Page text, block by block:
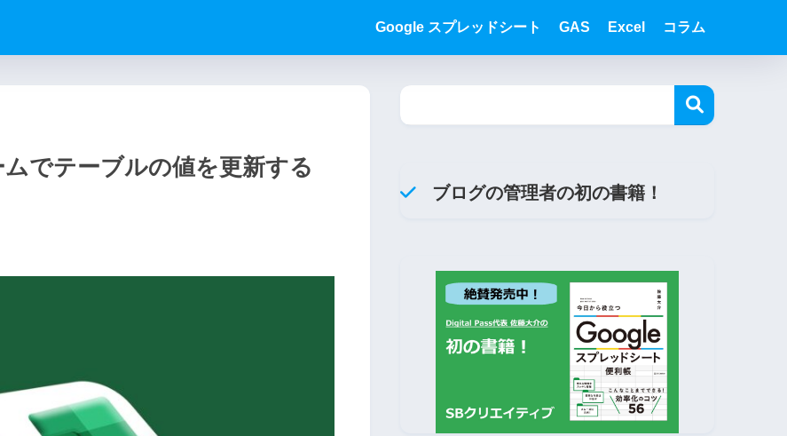
Google スプレッドシート GAS Excel コラム
でテーブルの値を更新する
ブログの管理者の初の書籍！